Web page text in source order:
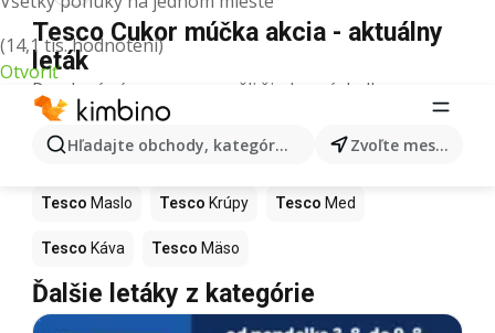
(14,1 tis. hodnotení)
Otvoriť
Hľadajte obchody, kategórie, produkty... Zvoľte mesto
Tesco Cukor múčka akcia - aktuálny
leták
Pre daný výraz sme nenašli žiadne výsledky.
Ďalšie produkty v obchodoch Tesco
Tesco Pizza Tesco Kiwi Mango
Tesco Maslo Tesco Krúpy Tesco Med
Tesco Káva Tesco Mäso
Ďalšie letáky z kategórie